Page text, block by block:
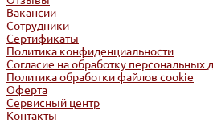
Вакансии
Сотрудники
Сертификаты
Политика конфиденциальности
Согласие на обработку персональных
Политика обработки файлов cookie
Оферта
Сервисный центр
Контакты